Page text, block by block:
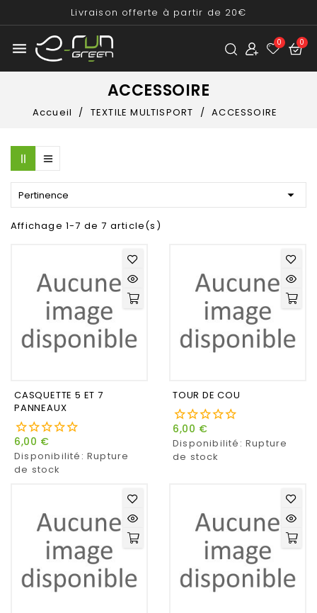
Livraison offerte à partir de 20€
menu
ACCESSOIRE
Accueil TEXTILE MULTISPORT ACCESSOIRE
Pertinence 
Affichage 1-7 de 7 article(s)
CASQUETTE 5 ET 7
PANNEAUX
6,00 €
Disponibilité: Rupture
de stock
TOUR DE COU
6,00 €
Disponibilité: Rupture
de stock